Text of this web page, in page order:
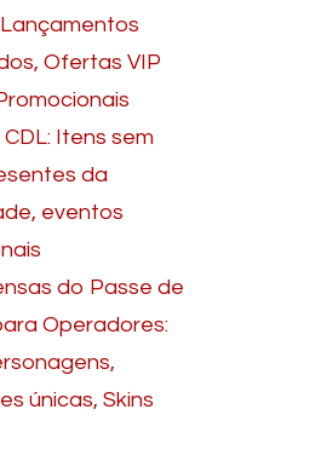
Ofertas VIP
Itens sem
da
eventos
do Passe de
Operadores:
únicas, Skins